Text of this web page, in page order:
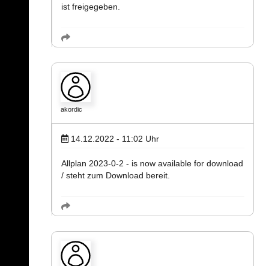
ist freigegeben.
akordic
14.12.2022 - 11:02 Uhr
Allplan 2023-0-2 - is now available for download
/ steht zum Download bereit.